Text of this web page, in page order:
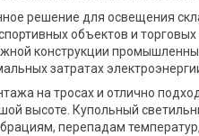
решение для освещения
объектов и
конструкции
затратах
на тросах и отлично
высоте. Купольный
перепадам